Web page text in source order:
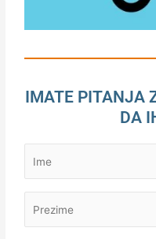
IMATE PITANJA
DA